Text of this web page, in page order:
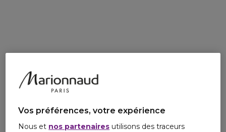
Vos préférences, votre expérience
Nous et nos partenaires utilisons des traceurs